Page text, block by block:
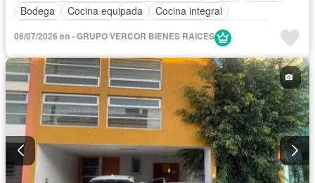
Bodega
Cocina equipada
Cocina integral
Electricidad
Despacho
Recámara con closet
Sala polivalente
Seguridad
Terraza
Sin amueblar
06/07/2026 en - GRUPO VERCOR BIENES RAICES